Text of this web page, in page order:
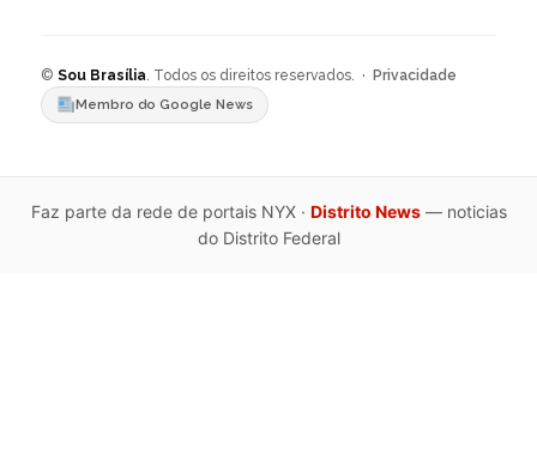
© Sou Brasília. Todos os direitos reservados. · Privacidade
Membro do Google News
Faz parte da rede de portais NYX · Distrito News— noticias
do Distrito Federal